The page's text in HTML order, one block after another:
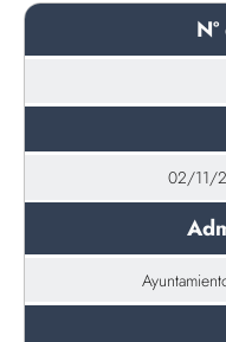
02/11/